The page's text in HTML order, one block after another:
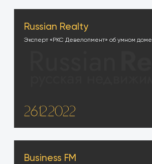
Russian Realty
Эксперт «РКС Девелопмент» об умном доме
26.12.2022
Business FM